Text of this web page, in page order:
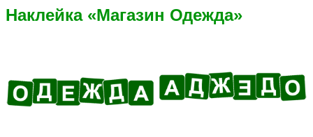
Наклейка «Магазин Одежда»